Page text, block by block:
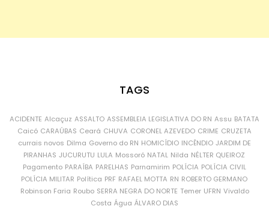
TAGS
ACIDENTE Alcaçuz ASSALTO ASSEMBLEIA LEGISLATIVA DO RN Assu BATATA
Caicó CARAÚBAS Ceará CHUVA CORONEL AZEVEDO CRIME CRUZETA
currais novos Dilma Governo do RN HOMICÍDIO INCÊNDIO JARDIM DE
PIRANHAS JUCURUTU LULA Mossoró NATAL Nilda NÉLTER QUEIROZ
Pagamento PARAÍBA PARELHAS Parnamirim POLÍCIA POLÍCIA CIVIL
POLÍCIA MILITAR Política PRF RAFAEL MOTTA RN ROBERTO GERMANO
Robinson Faria Roubo SERRA NEGRA DO NORTE Temer UFRN Vivaldo
Costa Água ÁLVARO DIAS